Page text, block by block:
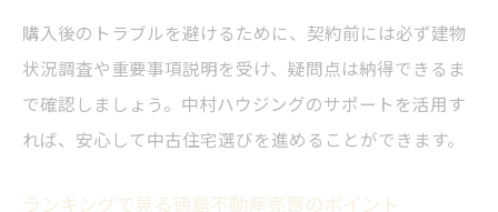
購入後のトラブルを避けるために、契約前には必ず建物
状況調査や重要事項説明を受け、疑問点は納得できるま
で確認しましょう。中村ハウジングのサポートを活用す
れば、安心して中古住宅選びを進めることができます。
ランキングで見る徳島不動産売買のポイント